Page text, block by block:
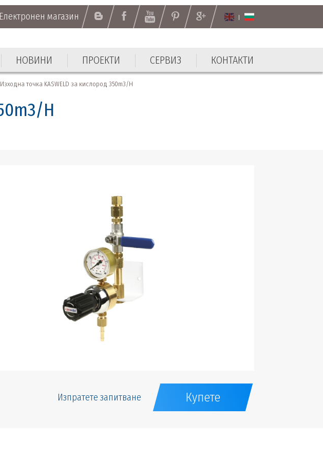
Електронен магазин
НОВИНИ ПРОЕКТИ СЕРВИЗ КОНТАКТИ
Електронен магазин
Изходна точка KASWELD за кислород 350m3/H
H
Изпратете запитване Купете